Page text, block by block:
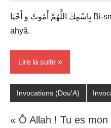
بِاسْمِكَ اللَّهُمَّ أَمُوتُ وَ أَحْيَا Bi-smika-llâhoumma amûtu wa
ahyâ.
Lire la suite
Invocations (Dou'A)
« Ô Allah ! Tu es mon